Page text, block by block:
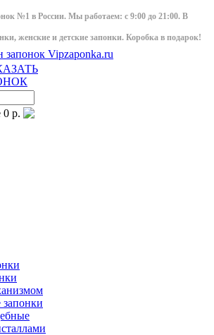
№1 в России. Мы работаем: с 9:00 до 21:00. В
женские и детские запонки. Коробка в подарок!
0 р.
запонки